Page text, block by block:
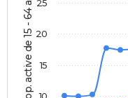
15
20
25